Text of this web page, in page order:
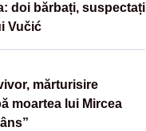
doi bărbați, suspectați
Vučić
mărturisire
moartea lui Mircea